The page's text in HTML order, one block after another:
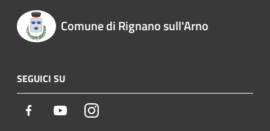
Comune di Rignano sull'Arno
SEGUICI SU
Facebook YoutubeInstagram